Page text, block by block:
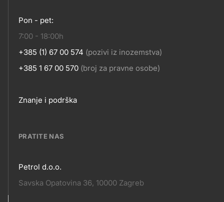
KONTAKT
Pon - pet:
7:00 - 18:00h
+385 (1) 67 00 574 (pozivi iz inozemstva)
+385 1 67 00 570 (broj za pravne osobe)
Footer
Znanje i podrška
PRATITE NAS
Pratite
Petrol d.o.o.
Savska Opatovina 36, 10000 Zagreb